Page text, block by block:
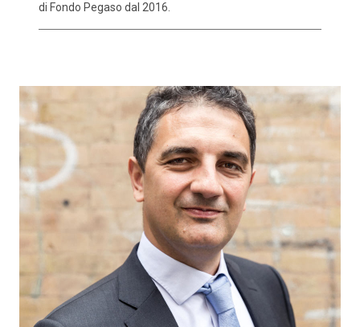
di Fondo Pegaso dal 2016.